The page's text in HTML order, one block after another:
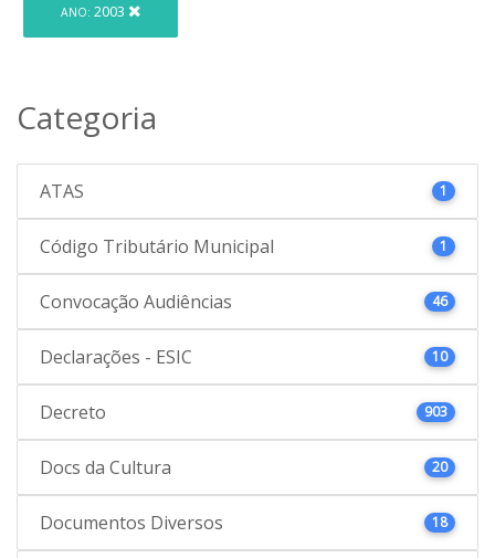
ANO: 2003
Categoria
ATAS 1
Código Tributário Municipal 1
Convocação Audiências 46
Declarações - ESIC 10
Decreto 903
Docs da Cultura 20
Documentos Diversos 18